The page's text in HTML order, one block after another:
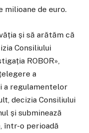
milioane de euro.
și să arătăm că
Consiliului
ROBOR»,
a
a regulamentelor
decizia Consiliului
și subminează
într-o perioadă